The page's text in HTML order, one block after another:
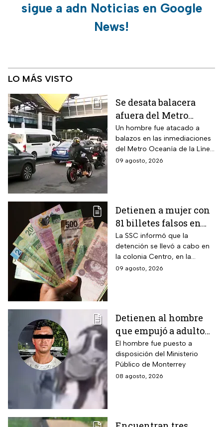
sigue a adn Noticias en Google
News!
LO MÁS VISTO
Se desata balacera
afuera del Metro
Oceanía en la CDMX;
hay heridos
Un hombre fue atacado a
balazos en las inmediaciones
del Metro Oceanía de la Línea
B del Metro CDMX.
09 agosto, 2026
Detienen a mujer con
81 billetes falsos en
CDMX: ¿Cómo
identificar “dinero
patito”?
La SSC informó que la
detención se llevó a cabo en
la colonia Centro, en la
alcaldía Cuauhtémoc; llevaba
09 agosto, 2026
Detienen al hombre
que empujó a adulto
mayor frente a un
tráiler en Monterrey
El hombre fue puesto a
disposición del Ministerio
Público de Monterrey
08 agosto, 2026